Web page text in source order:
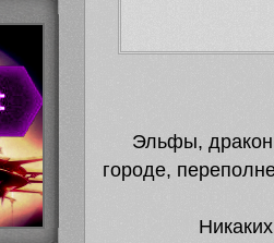
Эльфы,
городе,